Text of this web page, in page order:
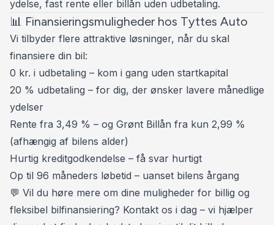
✅ APPLE CARPLAY 🍏 & ANDROID AUTO
✅ 18" SOMMER ☀️ & 17” VINTERHJUL ❄️
✅ AFTAG. TRÆK - 2.100 KG 🐎🚤
✅ BAKKAMERA 📸
✅ PARKERINGSSENSOR FOR- OG BAG 🔉🔊
✅ AUTOMATISK PARKERINGSSYSTEM 🅿️
✅ NØGLEFRI BETJENING 🔑
✅ SONY HØJTALERE 🎶
✅ NAVIGATION 🌍
✅ TRÆTHEDSREGISTRERING ☕
✅ SKILTEGENKENDELSE 🚫
✅ VOGNBANEASSISTENT 🛣️
✅ AUTOMATISK NØDBREMSESYSTEM 🛑
ydelse, fast rente eller billån uden udbetaling.
📊 Finansieringsmuligheder hos Tyttes Auto
Vi tilbyder flere attraktive løsninger, når du skal
finansiere din bil:
0 kr. i udbetaling – kom i gang uden startkapital
20 % udbetaling – for dig, der ønsker lavere månedlige
ydelser
Rente fra 3,49 % – og Grønt Billån fra kun 2,99 %
(afhængig af bilens alder)
Hurtig kreditgodkendelse – få svar hurtigt
Op til 96 måneders løbetid – uanset bilens årgang
💬 Vil du høre mere om dine muligheder for billig og
fleksibel bilfinansiering? Kontakt os i dag – vi hjælper